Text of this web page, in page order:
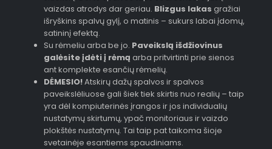
vaizdas atrodys dar geriau. Blizgus lakas gražiai
išryškins spalvų gylį, o matinis – sukurs labai įdomų,
satininį efektą.
Su rėmeliu arba be jo. Paveikslą išdžiovinus
galėsite įdėti į rėmą arba pritvirtinti prie sienos
ant komplekte esančių rėmelių.
DĖMESIO!Atskirų dažų spalvos ir spalvos
paveikslėliuose gali šiek tiek skirtis nuo realių – taip
yra dėl kompiuterinės įrangos ir jos individualių
nustatymų skirtumų, ypač monitoriaus ir vaizdo
plokštės nustatymų. Tai taip pat taikoma šioje
svetainėje esantiems spaudiniams.